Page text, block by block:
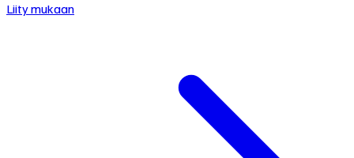
Liity mukaan